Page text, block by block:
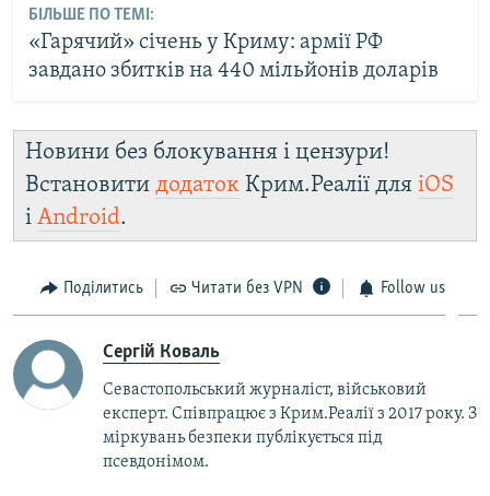
БІЛЬШЕ ПО ТЕМІ:
«Гарячий» січень у Криму: армії РФ
завдано збитків на 440 мільйонів доларів
Новини без блокування і цензури!
Встановити додаток Крим.Реалії для iOS
і Android.
Поділитись Читати без VPN Follow us
Сергій Коваль
Севастопольський журналіст, військовий
експерт. Співпрацює з Крим.Реалії з 2017 року. З
міркувань безпеки публікується під
псевдонімом.